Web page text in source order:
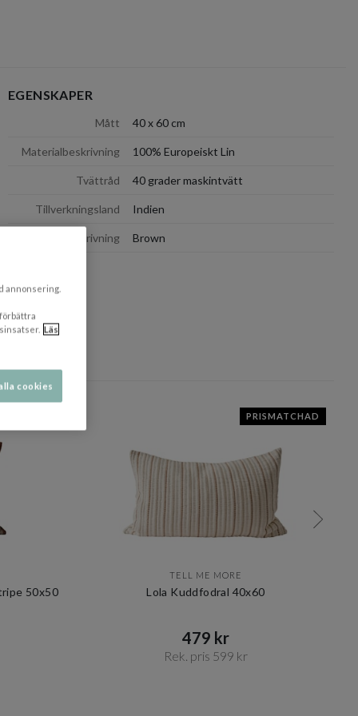
EGENSKAPER
Mått 40 x 60 cm
Materialbeskrivning 100% Europeiskt Lin
Tvättråd 40 grader maskintvätt
Tillverkningsland Indien
Färgbeskrivning Brown
50x50
PRISMATCHAD
TELL ME MORE
Lola Kuddfodral 40x60
479 kr​​
Rek. pris 599 kr​​
annonsering.
Läs
cookies